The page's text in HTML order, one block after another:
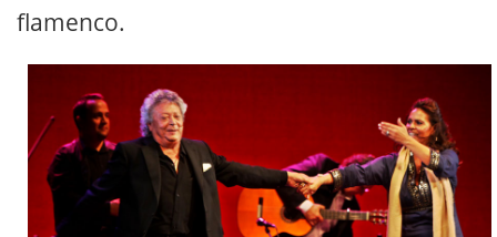
flamenco.